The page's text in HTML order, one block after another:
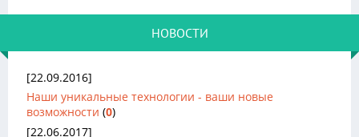
НОВОСТИ
[22.09.2016]
Наши уникальные технологии - ваши новые
возможности (0)
[22.06.2017]